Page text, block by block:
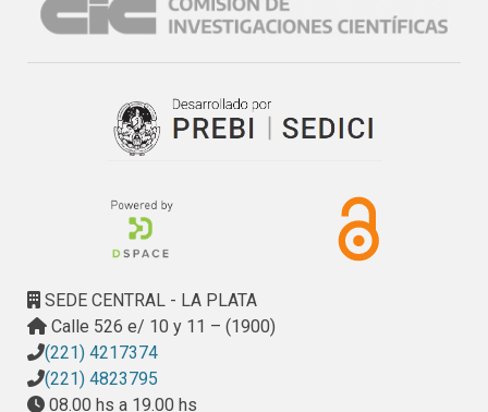
SEDE CENTRAL - LA PLATA
Calle 526 e/ 10 y 11 – (1900)
(221) 4217374
(221) 4823795
08.00 hs a 19.00 hs